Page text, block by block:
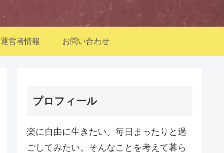
運営者情報 お問い合わせ
プロフィール
楽に自由に生きたい。毎日まったりと過
ごしてみたい。そんなことを考えて暮ら